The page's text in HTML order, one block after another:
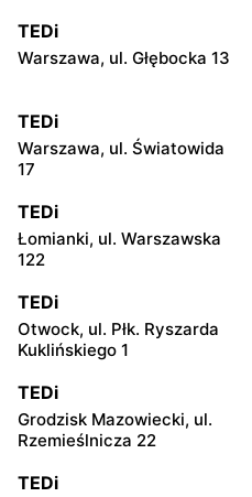
TEDi
Warszawa, ul. Głębocka 13
TEDi
Warszawa, ul. Światowida
17
TEDi
Łomianki, ul. Warszawska
122
TEDi
Otwock, ul. Płk. Ryszarda
Kuklińskiego 1
TEDi
Grodzisk Mazowiecki, ul.
Rzemieślnicza 22
TEDi